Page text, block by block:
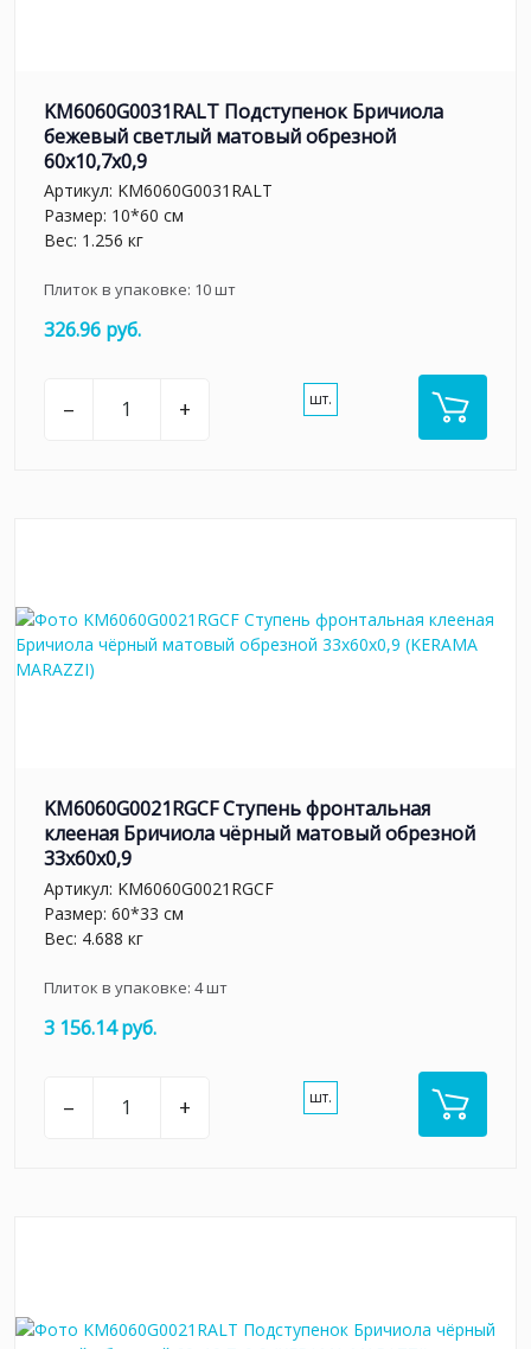
KM6060G0031RALT Подступенок Бричиола
бежевый светлый матовый обрезной
60x10,7x0,9
Артикул: KM6060G0031RALT
Размер: 10*60 см
Вес: 1.256 кг
Плиток в упаковке: 10шт
326.96 руб.
– + шт.
KM6060G0021RGCF Ступень фронтальная
клееная Бричиола чёрный матовый обрезной
33x60x0,9
Артикул: KM6060G0021RGCF
Размер: 60*33 см
Вес: 4.688 кг
Плиток в упаковке: 4шт
3 156.14 руб.
– + шт.